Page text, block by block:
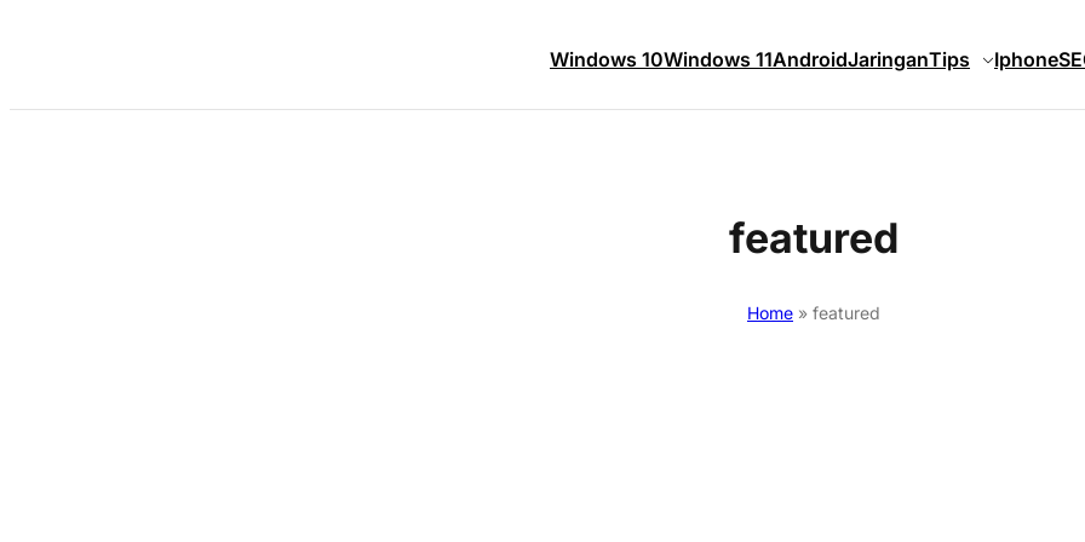
Windows 10Windows 11AndroidJaringanTips Iphone
featured
Home » featured